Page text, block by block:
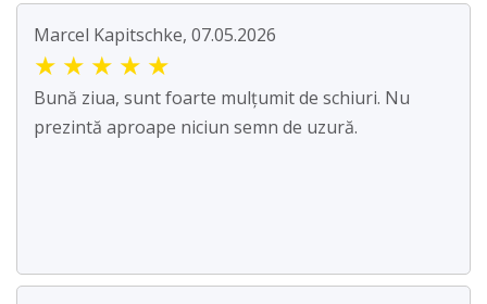
Marcel Kapitschke, 07.05.2026
★ ★ ★ ★ ★
Bună ziua, sunt foarte mulțumit de schiuri. Nu
prezintă aproape niciun semn de uzură.